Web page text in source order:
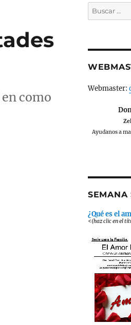
como
Buscar
por:
Webmaster:
Ayudanos a
SEMANA
¿Qué es el
<(haz clic en el